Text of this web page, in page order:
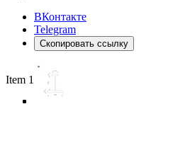
ВКонтакте
Telegram
Скопировать ссылку
Item 1 of 4